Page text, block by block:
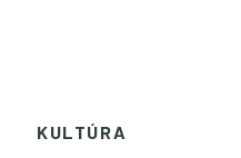
KULTÚRA